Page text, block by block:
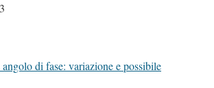
di fase: variazione e possibile